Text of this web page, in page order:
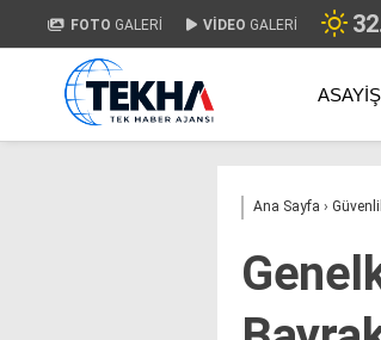
FOTO GALERİ VİDEO GALERİ
ASAYIŞ
Ana Sayfa ›